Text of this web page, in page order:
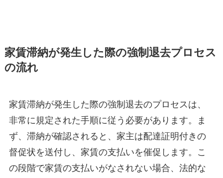
家賃滞納が発生した際の強制退去プロセス
の流れ
家賃滞納が発生した際の強制退去のプロセスは、
非常に規定された手順に従う必要があります。ま
ず、滞納が確認されると、家主は配達証明付きの
督促状を送付し、家賃の支払いを催促します。こ
の段階で家賃の支払いがなされない場合、法的な